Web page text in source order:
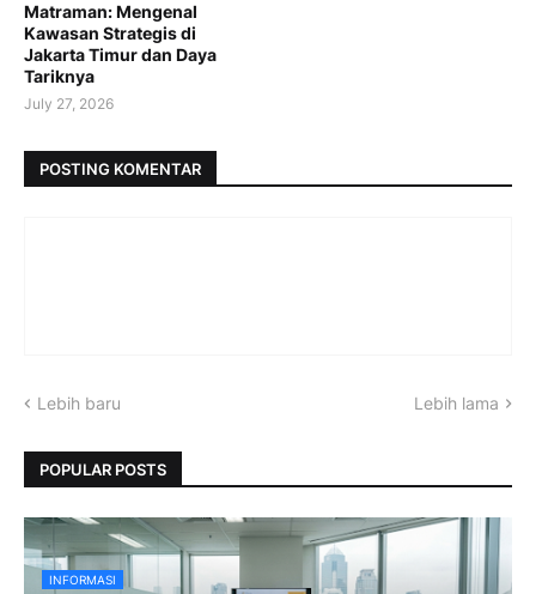
Matraman: Mengenal
Kawasan Strategis di
Jakarta Timur dan Daya
Tariknya
July 27, 2026
POSTING KOMENTAR
Lebih baru Lebih lama
POPULAR POSTS
INFORMASI